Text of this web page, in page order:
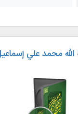
الله محمد علي